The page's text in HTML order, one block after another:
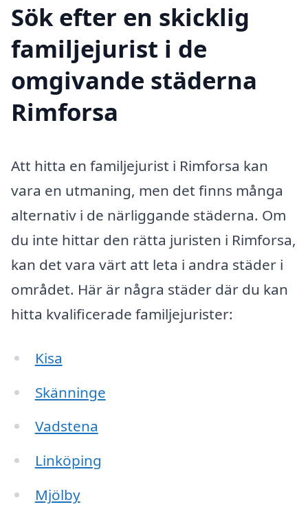
Sök efter en skicklig
familjejurist i de
omgivande städerna
Rimforsa
Att hitta en familjejurist i Rimforsa kan
vara en utmaning, men det finns många
alternativ i de närliggande städerna. Om
du inte hittar den rätta juristen i Rimforsa,
kan det vara värt att leta i andra städer i
området. Här är några städer där du kan
hitta kvalificerade familjejurister:
Kisa
Skänninge
Vadstena
Linköping
Mjölby